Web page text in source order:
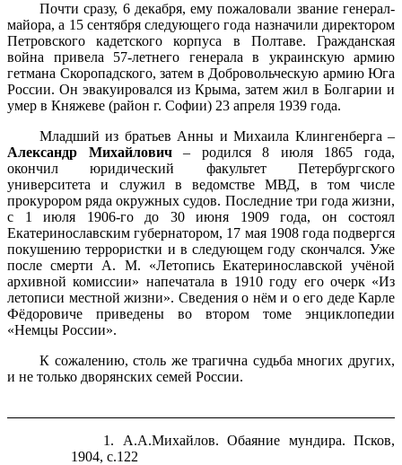
Почти сразу, 6 декабря, ему пожаловали звание генерал-
майора, а 15 сентября следующего года назначили директором
Петровского кадетского корпуса в Полтаве. Гражданская
война привела 57-летнего генерала в украинскую армию
гетмана Скоропадского, затем в Добровольческую армию Юга
России. Он эвакуировался из Крыма, затем жил в Болгарии и
умер в Княжеве (район г. Софии) 23 апреля 1939 года.
Младший из братьев Анны и Михаила Клингенберга –
Александр Михайлович– родился 8 июля 1865 года,
окончил юридический факультет Петербургского
университета и служил в ведомстве МВД, в том числе
прокурором ряда окружных судов. Последние три года жизни,
с 1 июля 1906-го до 30 июня 1909 года, он состоял
Екатеринославским губернатором, 17 мая 1908 года подвергся
покушению террористки и в следующем году скончался. Уже
после смерти А. М. «Летопись Екатеринославской учёной
архивной комиссии» напечатала в 1910 году его очерк «Из
летописи местной жизни». Сведения о нём и о его деде Карле
Фёдоровиче приведены во втором томе энциклопедии
«Немцы России».
К сожалению, столь же трагична судьба многих других,
и не только дворянских семей России.
1. А.А.Михайлов. Обаяние мундира. Псков,
1904, с.122